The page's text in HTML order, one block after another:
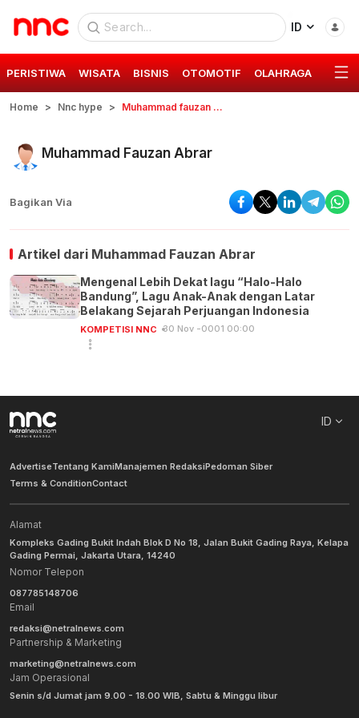
ID
PERISTIWA WISATA BISNIS OTOMOTIF OLAHRAGA GAYA
Home Nnc hype Muhammad fauzan abrar
Muhammad Fauzan Abrar
Bagikan Via
Artikel dari Muhammad Fauzan Abrar
Mengenal Lebih Dekat lagu “Halo-Halo
Bandung”, Lagu Anak-Anak dengan Latar
Belakang Sejarah Perjuangan Indonesia
KOMPETISI NNC 30 Nov -0001 00:00
ID
AdvertiseTentang KamiManajemen RedaksiPedoman Siber
Terms & ConditionContact
Alamat
Kompleks Gading Bukit Indah Blok D No 18, Jalan Bukit Gading Raya, Kelapa
Gading Permai, Jakarta Utara, 14240
Nomor Telepon
087785148706
Email
redaksi@netralnews.com
Partnership & Marketing
marketing@netralnews.com
Jam Operasional
Senin s/d Jumat jam 9.00 - 18.00 WIB, Sabtu & Minggu libur